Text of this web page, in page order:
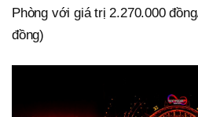
Phòng với giá trị 2.270.000
đồng)